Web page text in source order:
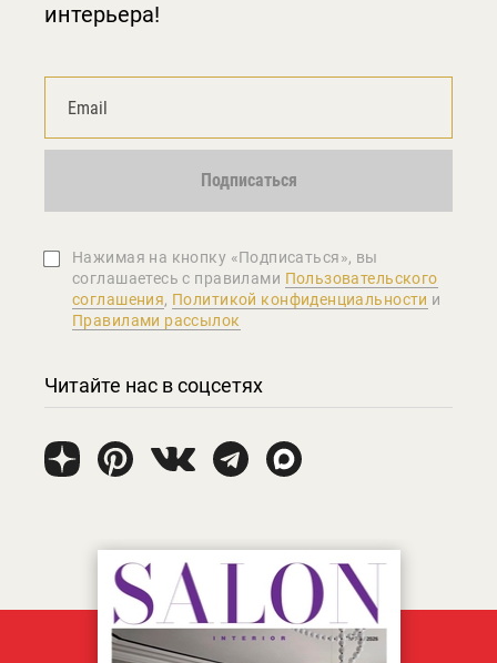
интерьера!
Подписаться
Нажимая на кнопку «Подписаться», вы
соглашаетеcь с правилами Пользовательского
соглашения, Политикой конфиденциальности и
Правилами рассылок
Читайте нас в соцсетях